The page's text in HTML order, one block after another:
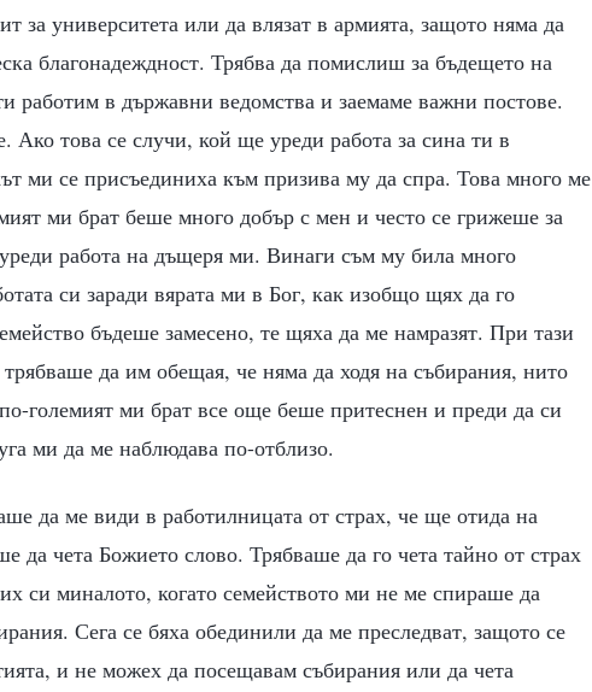
за университета или да влязат в армията, защото няма да
благонадеждност. Трябва да помислиш за бъдещето на
работим в държавни ведомства и заемаме важни постове.
Ако това се случи, кой ще уреди работа за сина ти в
ми се присъединиха към призива му да спра. Това много ме
ми брат беше много добър с мен и често се грижеше за
работа на дъщеря ми. Винаги съм му била много
си заради вярата ми в Бог, как изобщо щях да го
бъдеше замесено, те щяха да ме намразят. При тази
трябваше да им обещая, че няма да ходя на събирания, нито
големият ми брат все още беше притеснен и преди да си
ми да ме наблюдава по-отблизо.
да ме види в работилницата от страх, че ще отида на
да чета Божието слово. Трябваше да го чета тайно от страх
си миналото, когато семейството ми не ме спираше да
Сега се бяха обединили да ме преследват, защото се
и не можех да посещавам събирания или да чета